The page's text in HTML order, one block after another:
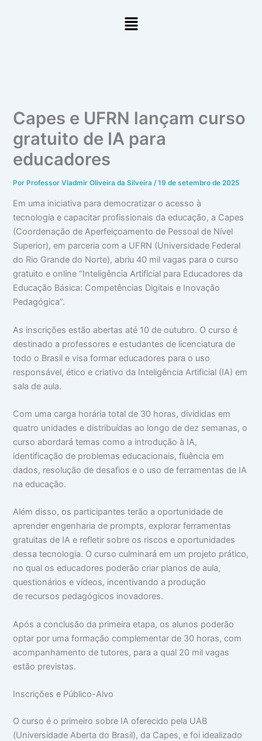
Menu
Capes e UFRN lançam curso
gratuito de IA para
educadores
PorProfessor Vladmir Oliveira da Silveira /19 de setembro de 2025
Em uma iniciativa para democratizar o acesso à
tecnologia e capacitar profissionais da educação, a Capes
(Coordenação de Aperfeiçoamento de Pessoal de Nível
Superior), em parceria com a UFRN (Universidade Federal
do Rio Grande do Norte), abriu 40 mil vagas para o curso
gratuito e online “Inteligência Artificial para Educadores da
Educação Básica: Competências Digitais e Inovação
Pedagógica”.
As inscrições estão abertas até 10 de outubro. O curso é
destinado a professores e estudantes de licenciatura de
todo o Brasil e visa formar educadores para o uso
responsável, ético e criativo da Inteligência Artificial (IA) em
sala de aula.
Com uma carga horária total de 30 horas, divididas em
quatro unidades e distribuídas ao longo de dez semanas, o
curso abordará temas como a introdução à IA,
identificação de problemas educacionais, fluência em
dados, resolução de desafios e o uso de ferramentas de IA
na educação.
Além disso, os participantes terão a oportunidade de
aprender engenharia de prompts, explorar ferramentas
gratuitas de IA e refletir sobre os riscos e oportunidades
dessa tecnologia. O curso culminará em um projeto prático,
no qual os educadores poderão criar planos de aula,
questionários e vídeos, incentivando a produção
de recursos pedagógicos inovadores.
Após a conclusão da primeira etapa, os alunos poderão
optar por uma formação complementar de 30 horas, com
acompanhamento de tutores, para a qual 20 mil vagas
estão previstas.
Inscrições e Público-Alvo
O curso é o primeiro sobre IA oferecido pela UAB
(Universidade Aberta do Brasil), da Capes, e foi idealizado